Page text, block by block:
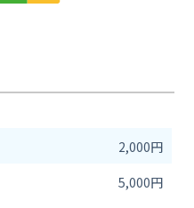
2,000円
5,000円